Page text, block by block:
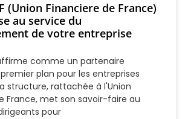
(Union Financiere de France)
au service du
de votre entreprise
comme un partenaire
plan pour les entreprises
structure, rattachée à l'Union
France, met son savoir-faire au
pour